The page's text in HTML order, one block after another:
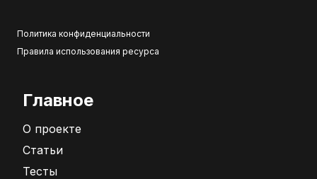
Политика конфиденциальности
Правила использования ресурса
Главное
О проекте
Статьи
Тесты